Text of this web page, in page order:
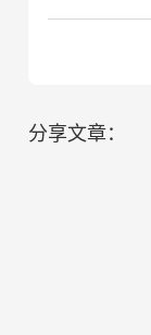
分享文章：